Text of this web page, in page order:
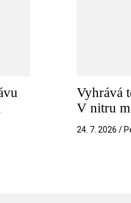
Vyhrává
V nitru
24. 7. 2026 /